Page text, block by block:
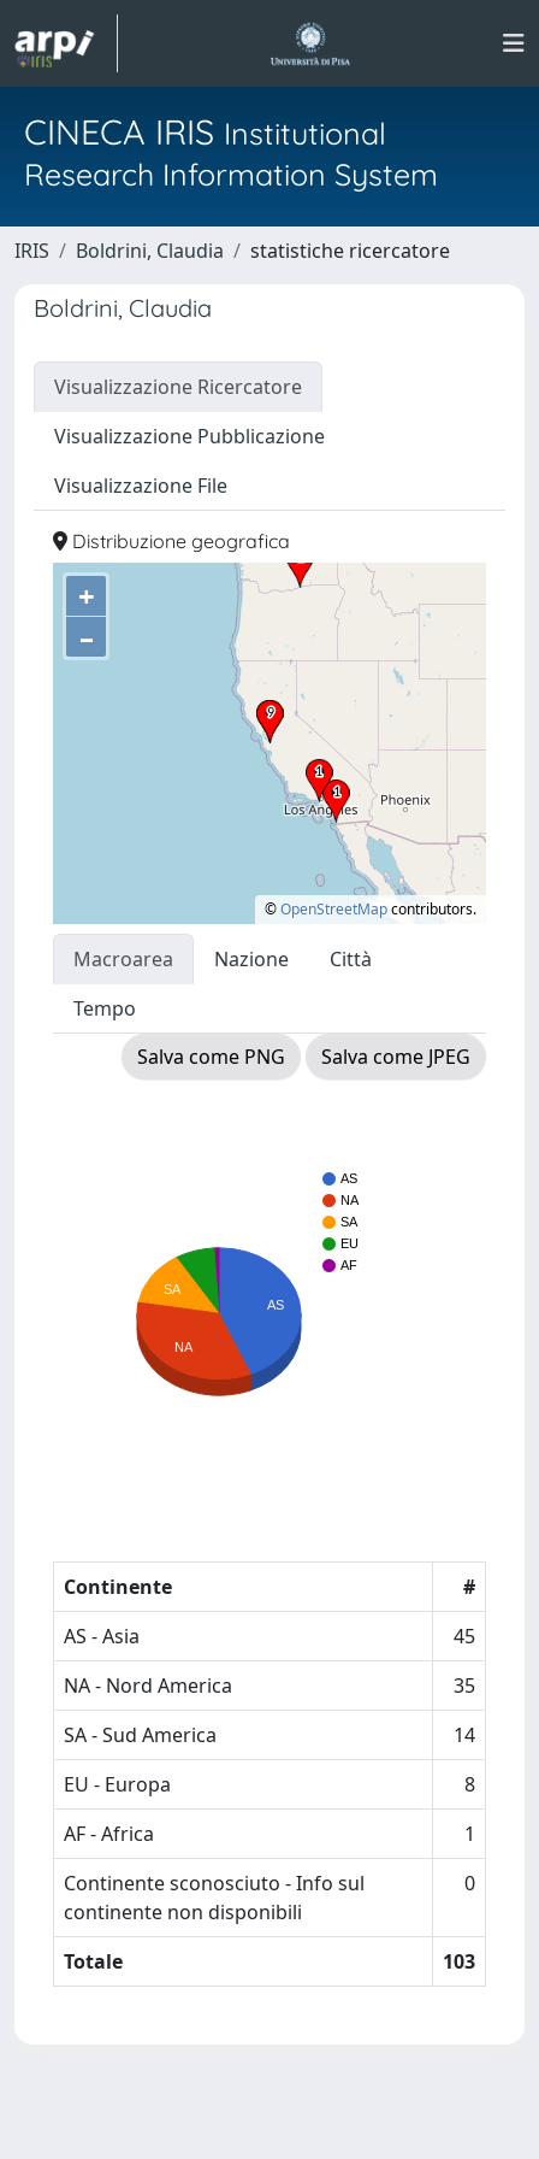
CINECA IRIS Institutional
Research Information System
IRIS Boldrini, Claudia statistiche ricercatore
Boldrini, Claudia
Visualizzazione Ricercatore
Visualizzazione Pubblicazione
Visualizzazione File
Distribuzione geografica
+
–
©OpenStreetMapcontributors.
Macroarea Nazione
Città
Tempo
Salva come PNG
Salva come JPEG
AS
NA
SA
EU
AF
AS
SA
NA
Continente
#
AS - Asia
45
NA - Nord America
35
SA - Sud America
14
EU - Europa
8
AF - Africa
1
Continente sconosciuto - Info sul
continente non disponibili
0
Totale 103